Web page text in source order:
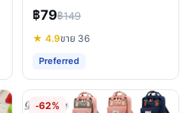
คล้องคอ พกสะดวก ใส่บัตร-
เหรียญครบ
฿79฿149
★ 4.9ขาย 36
Preferred
-62%